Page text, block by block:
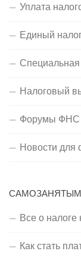
Уплата
Единый
Налоговый
Форумы ФНС
Новости для
Все о
Как стать